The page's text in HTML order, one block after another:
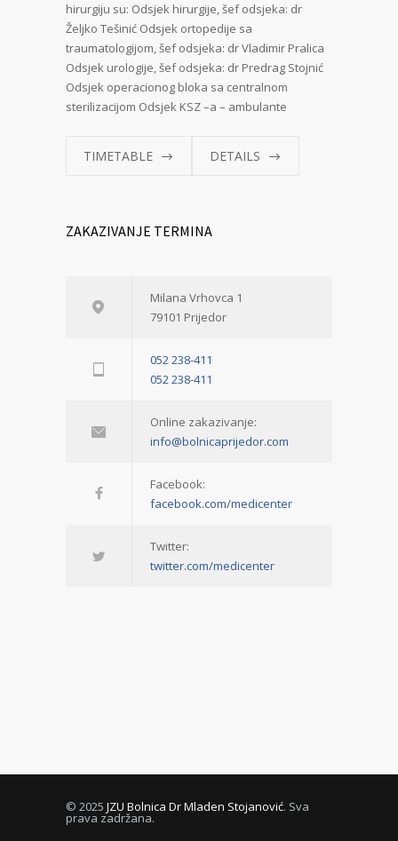
hirurgiju su: Odsjek hirurgije, šef odsjeka: dr
Željko Tešinić Odsjek ortopedije sa
traumatologijom, šef odsjeka: dr Vladimir Pralica
Odsjek urologije, šef odsjeka: dr Predrag Stojnić
Odsjek operacionog bloka sa centralnom
sterilizacijom Odsjek KSZ –a – ambulante
TIMETABLE DETAILS
ZAKAZIVANJE TERMINA
Milana Vrhovca 1
79101 Prijedor
052 238-411
052 238-411
Online zakazivanje:
info@bolnicaprijedor.com
Facebook:
facebook.com/medicenter
Twitter:
twitter.com/medicenter
© 2025 JZU Bolnica Dr Mladen Stojanović. Sva
prava zadržana.